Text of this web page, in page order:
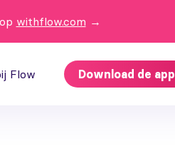
withflow.com →
Flow Download de app